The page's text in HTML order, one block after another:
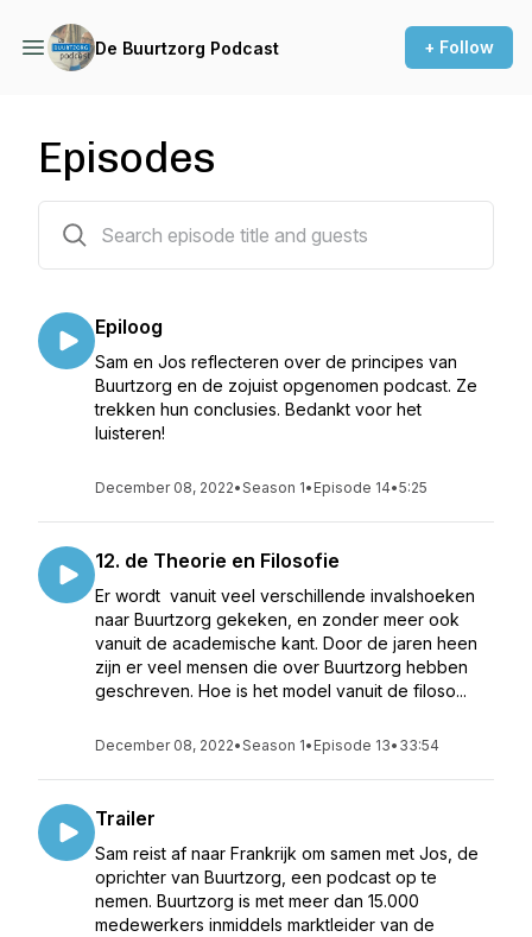
De Buurtzorg Podcast + Follow
Episodes
Epiloog
Sam en Jos reflecteren over de principes van
Buurtzorg en de zojuist opgenomen podcast. Ze
trekken hun conclusies. Bedankt voor het
luisteren!
December 08, 2022•Season 1• Episode 14•5:25
12. de Theorie en Filosofie
Er wordt vanuit veel verschillende invalshoeken
naar Buurtzorg gekeken, en zonder meer ook
vanuit de academische kant. Door de jaren heen
zijn er veel mensen die over Buurtzorg hebben
geschreven. Hoe is het model vanuit de filoso...
December 08, 2022•Season 1• Episode 13• 33:54
Trailer
Sam reist af naar Frankrijk om samen met Jos, de
oprichter van Buurtzorg, een podcast op te
nemen. Buurtzorg is met meer dan 15.000
medewerkers inmiddels marktleider van de